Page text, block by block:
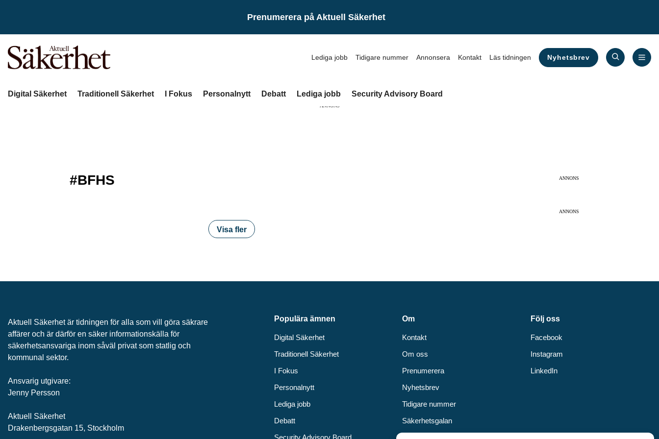
Prenumerera på Aktuell Säkerhet
Lediga jobb Tidigare nummer Annonsera Kontakt Läs tidningen Nyhetsbrev
Digital Säkerhet Traditionell Säkerhet I Fokus Personalnytt Debatt Lediga jobb Security Advisory Board
ANNONS
#BFHS
Visa fler
ANNONS
ANNONS
Aktuell Säkerhet är tidningen för alla som vill göra säkrare
affärer och är därför en säker informationskälla för
säkerhets­ansvariga inom såväl privat som statlig och
kommunal sektor.
Ansvarig utgivare:
Jenny Persson
Aktuell Säkerhet
Drakenbergsgatan 15, Stockholm
Populära ämnen
Digital Säkerhet
Traditionell Säkerhet
I Fokus
Personalnytt
Lediga jobb
Debatt
Security Advisory Board
Om
Kontakt
Om oss
Prenumerera
Nyhetsbrev
Tidigare nummer
Säkerhetsgalan
Följ oss
Facebook
Instagram
LinkedIn